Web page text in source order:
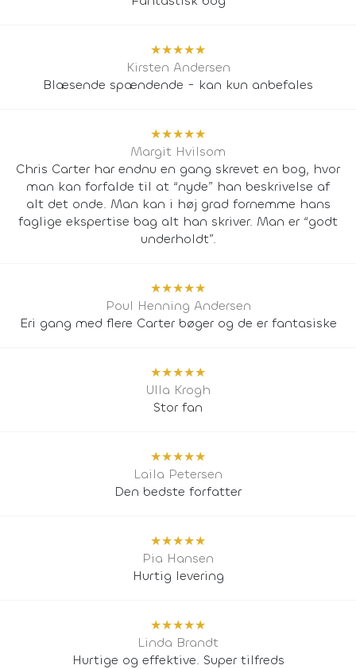
★★★★★
Kirsten Andersen
Blæsende spændende - kan kun anbefales
★★★★★
Margit Hvilsom
Chris Carter har endnu en gang skrevet en bog, hvor
man kan forfalde til at “nyde” han beskrivelse af
alt det onde. Man kan i høj grad fornemme hans
faglige ekspertise bag alt han skriver. Man er “godt
underholdt”.
★★★★★
Poul Henning Andersen
Eri gang med flere Carter bøger og de er fantasiske
★★★★★
Ulla Krogh
Stor fan
★★★★★
Laila Petersen
Den bedste forfatter
★★★★★
Pia Hansen
Hurtig levering
★★★★★
Linda Brandt
Hurtige og effektive. Super tilfreds